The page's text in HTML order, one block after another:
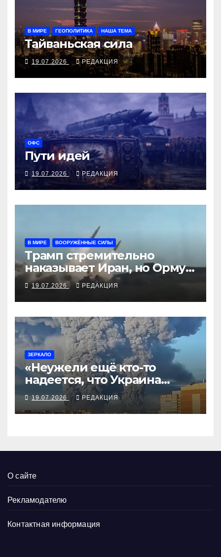
В МИРЕ ГЕОПОЛИТИКА НАША ТЕМА
Тайваньская сила
19.07.2026 РЕДАКЦИЯ
ОФС
Пути идей
19.07.2026 РЕДАКЦИЯ
В МИРЕ ВООРУЖЁННЫЕ СИЛЫ
Трамп стремительно
наказывает Иран, но Ормуз
под иранской блокадой
19.07.2026 РЕДАКЦИЯ
ЗЕРКАЛО
«Неужели ещё кто-то
надеется, что Украина
будет действовать
непоследовательно?»
19.07.2026 РЕДАКЦИЯ
О сайте
Рекламодателю
Контактная информация